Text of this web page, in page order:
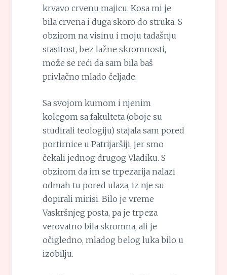
krvavo crvenu majicu. Kosa mi je
bila crvena i duga skoro do struka. S
obzirom na visinu i moju tadašnju
stasitost, bez lažne skromnosti,
može se reći da sam bila baš
privlačno mlado čeljade.
Sa svojom kumom i njenim
kolegom sa fakulteta (oboje su
studirali teologiju) stajala sam pored
portirnice u Patrijaršiji, jer smo
čekali jednog drugog Vladiku. S
obzirom da im se trpezarija nalazi
odmah tu pored ulaza, iz nje su
dopirali mirisi. Bilo je vreme
Vaskršnjeg posta, pa je trpeza
verovatno bila skromna, ali je
očigledno, mladog belog luka bilo u
izobilju.